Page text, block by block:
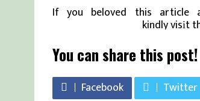
If you beloved this article
kindly visіt
You can share this post!
Facebook Twitter